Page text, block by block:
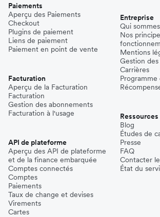
Paiements
Aperçu des Paiements
Checkout
Plugins de paiement
Liens de paiement
Paiement en point de vente
Facturation
Aperçu de la Facturation
Facturation
Gestion des abonnements
Facturation à l'usage
API de plateforme
Aperçu des API de plateforme
et de la finance embarquée
Comptes connectés
Comptes
Paiements
Taux de change et devises
Virements
Cartes
Entreprise
Qui
Nos
Mentions
Gestion
Carrières
Ressources
Blog
Études de
Presse
FAQ
Contacter
État du